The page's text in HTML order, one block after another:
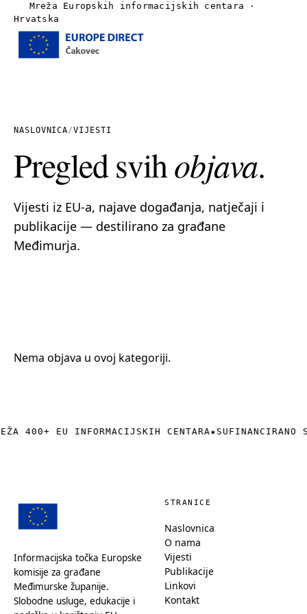
Mreža Europskih informacijskih centara ·
Hrvatska
Vijesti
Linkovi
NASLOVNICA/VIJESTI
Pregled svihobjava.
Vijesti iz EU-a, najave događanja, natječaji i
publikacije — destilirano za građane
Međimurja.
Nema objava u ovoj kategoriji.
400+ EU INFORMACIJSKIH CENTARA★SUFINANCIRANO
Informacijska točka Europske
komisije za građane
Međimurske županije.
Slobodne usluge, edukacije i
STRANICE
Naslovnica
O nama
Vijesti
Publikacije
Linkovi
Kontakt